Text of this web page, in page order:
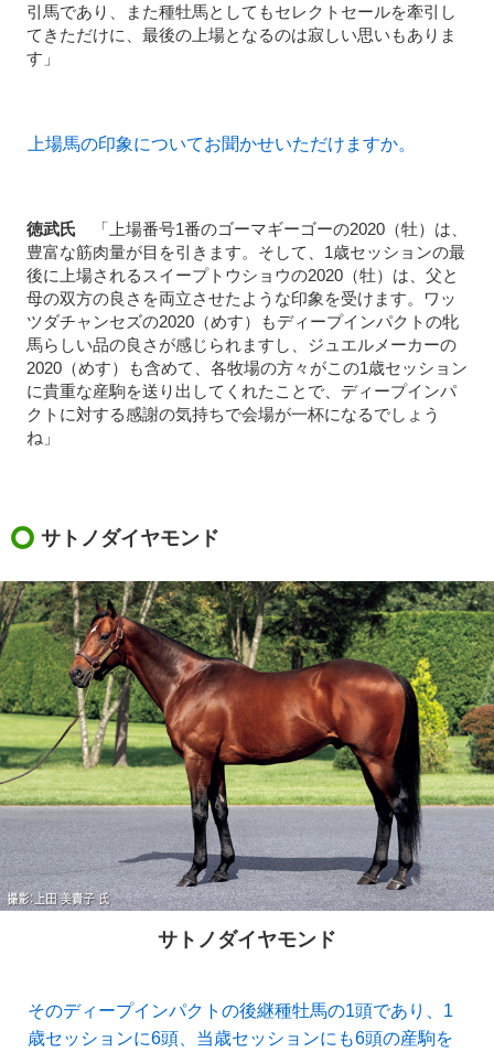
引馬であり、また種牡馬としてもセレクトセールを牽引し
てきただけに、最後の上場となるのは寂しい思いもありま
す」
上場馬の印象についてお聞かせいただけますか。
徳武氏 「上場番号1番のゴーマギーゴーの2020（牡）は、
豊富な筋肉量が目を引きます。そして、1歳セッションの最
後に上場されるスイープトウショウの2020（牡）は、父と
母の双方の良さを両立させたような印象を受けます。ワッ
ツダチャンセズの2020（めす）もディープインパクトの牝
馬らしい品の良さが感じられますし、ジュエルメーカーの
2020（めす）も含めて、各牧場の方々がこの1歳セッション
に貴重な産駒を送り出してくれたことで、ディープインパ
クトに対する感謝の気持ちで会場が一杯になるでしょう
ね」
サトノダイヤモンド
サトノダイヤモンド
そのディープインパクトの後継種牡馬の1頭であり、1
歳セッションに6頭、当歳セッションにも6頭の産駒を